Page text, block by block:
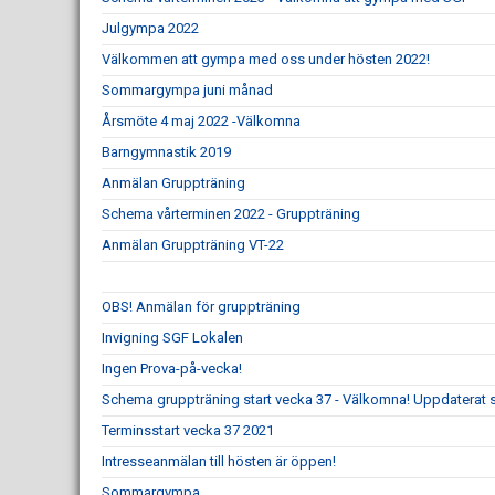
Julgympa 2022
Välkommen att gympa med oss under hösten 2022!
Sommargympa juni månad
Årsmöte 4 maj 2022 -Välkomna
Barngymnastik 2019
Anmälan Gruppträning
Schema vårterminen 2022 - Gruppträning
Anmälan Gruppträning VT-22
OBS! Anmälan för gruppträning
Invigning SGF Lokalen
Ingen Prova-på-vecka!
Schema gruppträning start vecka 37 - Välkomna! Uppdaterat
Terminsstart vecka 37 2021
Intresseanmälan till hösten är öppen!